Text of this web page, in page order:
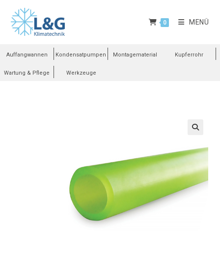
0 MENÜ
Auffangwannen Kondensatpumpen Montagematerial Kupferrohr
Wartung & Pflege Werkzeuge